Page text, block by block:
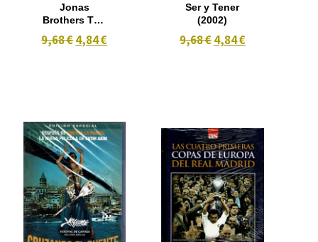
Jonas
Brothers The
Concert
Experience
9,68 €4,84 €
Ser y Tener
(2002)
9,68 € 4,84 €